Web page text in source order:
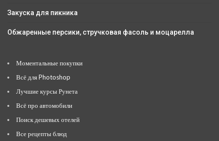
Закуска для пикника
Обжаренные персики, стручковая фасоль и моцарелла
Моментальные покупки
Всё для Photoshop
Лучшие курсы Рунета
Всё про автомобили
Поиск дешевых отелей
Все рецепты блюд